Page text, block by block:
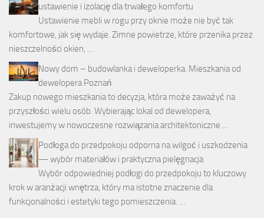
ustawienie i izolację dla trwałego komfortu
Ustawienie mebli w rogu przy oknie może nie być tak
komfortowe, jak się wydaje. Zimne powietrze, które przenika przez
nieszczelności okien, …
Nowy dom – budowlanka i deweloperka. Mieszkania od
dewelopera Poznań
Zakup nowego mieszkania to decyzja, która może zaważyć na
przyszłości wielu osób. Wybierając lokal od dewelopera,
inwestujemy w nowoczesne rozwiązania architektoniczne …
Podłoga do przedpokoju odporna na wilgoć i uszkodzenia
— wybór materiałów i praktyczna pielęgnacja
Wybór odpowiedniej podłogi do przedpokoju to kluczowy
krok w aranżacji wnętrza, który ma istotne znaczenie dla
funkcjonalności i estetyki tego pomieszczenia. …